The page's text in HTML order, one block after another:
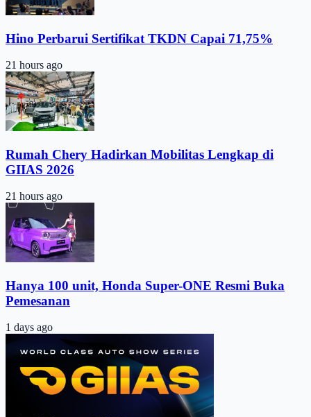
Hino Perbarui Sertifikat TKDN Capai 71,75%
21 hours ago
Rumah Chery Hadirkan Mobilitas Lengkap di
GIIAS 2026
21 hours ago
Hanya 100 unit, Honda Super-ONE Resmi Buka
Pemesanan
1 days ago